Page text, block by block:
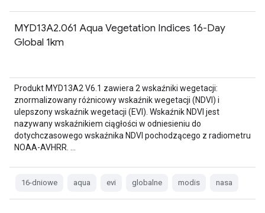
MYD13A2.061 Aqua Vegetation Indices 16-Day
Global 1km
Produkt MYD13A2 V6.1 zawiera 2 wskaźniki wegetacji:
znormalizowany różnicowy wskaźnik wegetacji (NDVI) i
ulepszony wskaźnik wegetacji (EVI). Wskaźnik NDVI jest
nazywany wskaźnikiem ciągłości w odniesieniu do
dotychczasowego wskaźnika NDVI pochodzącego z radiometru
NOAA-AVHRR. …
16-dniowe aqua evi globalne modis nasa